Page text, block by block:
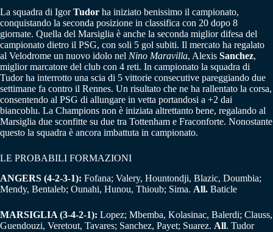
La squadra di IgorTudor ha iniziato benissimo il campionato,
conquistando la seconda posizione in classifica con 20 dopo 8
giornate. Quella del Marsiglia è anche la seconda miglior difesa del
campionato dietro il PSG, con soli 5 gol subiti. Il mercato ha regalato
al Velodrome un nuovo idolo nel Nino Maravilla, Alexis Sanchez,
miglior marcatore del club con 4 reti. In campionato la squadra di
Tudor ha interrotto una scia di 5 vittorie consecutive pareggiando due
settimane fa contro il Rennes. Un risultato che ne ha rallentato la corsa,
consentendo al PSG di allungare in vetta portandosi a +2 dai
biancoblu. La Champions non è iniziata altrettanto bene, regalando al
Marsiglia due sconfitte su due tra Tottenham e Fraconforte. Nonostante
questo la squadra è ancora imbattuta in campionato.
LE PROBABILI FORMAZIONI
ANGERS (4-2-3-1): Fofana; Valery, Hountondji, Blazic, Doumbia;
Mendy, Bentaleb; Ounahi, Hunou, Thioub; Sima. All. Baticle
MARSIGLIA (3-4-2-1): Lopez; Mbemba, Kolasinac, Balerdi; Clauss,
Guendouzi, Veretout, Tavares; Sanchez, Payet; Suarez. All. Tudor